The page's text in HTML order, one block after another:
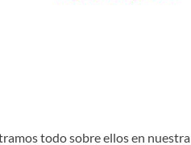
todo sobre ellos en nuestra